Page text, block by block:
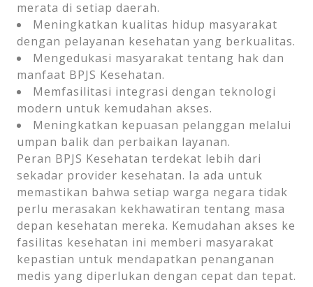
merata di setiap daerah.
Meningkatkan kualitas hidup masyarakat
dengan pelayanan kesehatan yang berkualitas.
Mengedukasi masyarakat tentang hak dan
manfaat BPJS Kesehatan.
Memfasilitasi integrasi dengan teknologi
modern untuk kemudahan akses.
Meningkatkan kepuasan pelanggan melalui
umpan balik dan perbaikan layanan.
Peran BPJS Kesehatan terdekat lebih dari
sekadar provider kesehatan. Ia ada untuk
memastikan bahwa setiap warga negara tidak
perlu merasakan kekhawatiran tentang masa
depan kesehatan mereka. Kemudahan akses ke
fasilitas kesehatan ini memberi masyarakat
kepastian untuk mendapatkan penanganan
medis yang diperlukan dengan cepat dan tepat.